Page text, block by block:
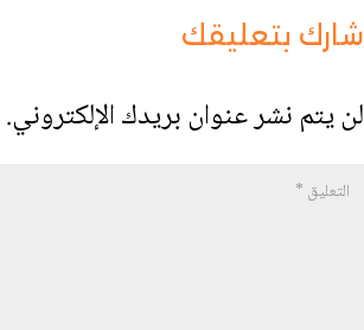
شارك بتعليقك
لن يتم نشر عنوان بريدك الإلكتروني.